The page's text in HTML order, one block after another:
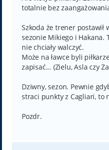
totalnie bez
Szkoda że trener postawił
sezonie Mikiego i Hakana.
nie chciały walczyć.
Może na ławce byli
zapisać... (Zielu, Asla czy
Dziwny, sezon. Pewnie
straci punkty z Cagliari, to
Pozdr.